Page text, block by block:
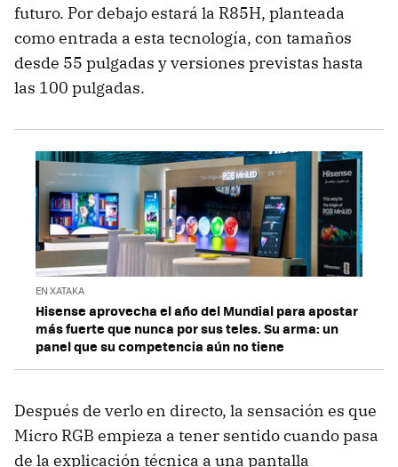
futuro. Por debajo estará la R85H, planteada
como entrada a esta tecnología, con tamaños
desde 55 pulgadas y versiones previstas hasta
las 100 pulgadas.
EN XATAKA
Hisense aprovecha el año del Mundial para apostar
más fuerte que nunca por sus teles. Su arma: un
panel que su competencia aún no tiene
Después de verlo en directo, la sensación es que
Micro RGB empieza a tener sentido cuando pasa
de la explicación técnica a una pantalla